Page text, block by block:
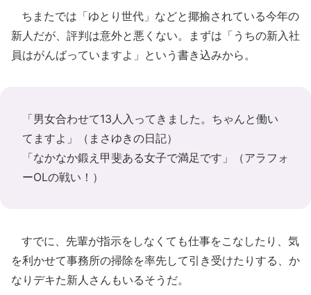
ちまたでは「ゆとり世代」などと揶揄されている今年の
新人だが、評判は意外と悪くない。まずは「うちの新入社
員はがんばっていますよ」という書き込みから。
「男女合わせて13人入ってきました。ちゃんと働い
てますよ」（ まさゆきの日記）
「なかなか鍛え甲斐ある女子で満足です」（アラフォ
ーOLの戦い！ ）
すでに、先輩が指示をしなくても仕事をこなしたり、気
を利かせて事務所の掃除を率先して引き受けたりする、か
なりデキた新人さんもいるそうだ。